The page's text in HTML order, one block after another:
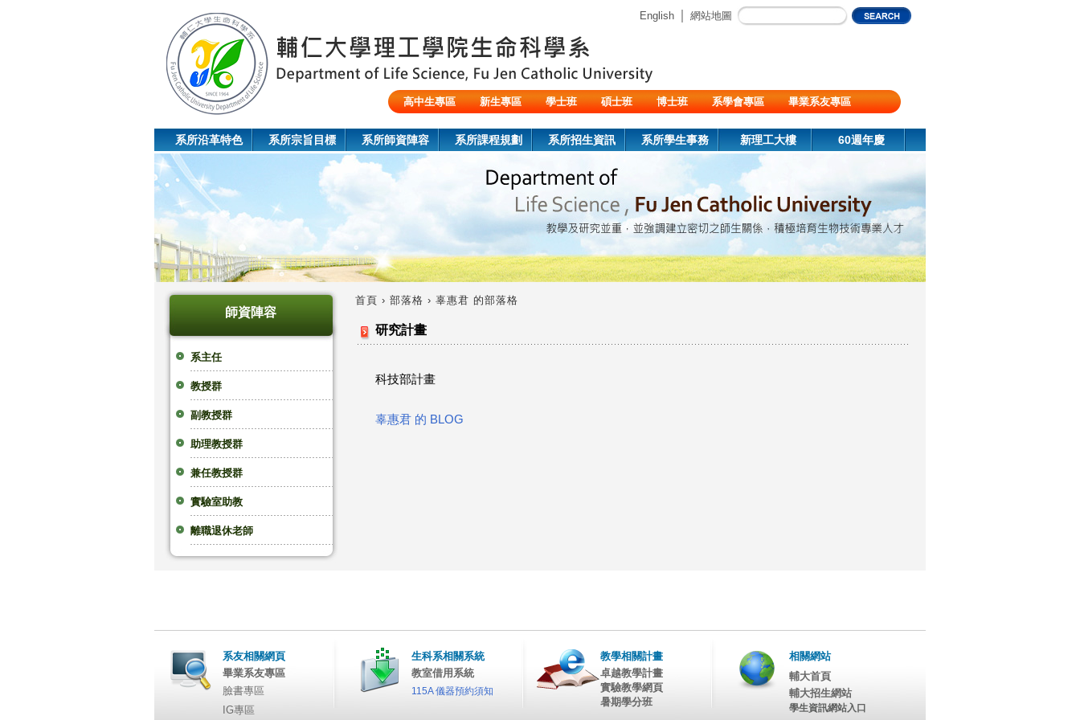
English 網站地圖
高中生專區 新生專區 學士班 碩士班 博士班 系學會專區
畢業系友專區
系所沿革特色 系所宗旨目標 系所師資陣容 系所課程規劃 系所招生資訊 系所學生事務 新理工大樓 60週年慶
師資陣容
系主任
教授群
副教授群
助理教授群
兼任教授群
實驗室助教
離職退休老師
您
首頁 › 部落格 › 辜惠君 的部落格
研究計畫
科技部計畫
辜惠君 的 BLOG
系友相關網頁
畢業系友專區
臉書專區
IG專區
生科系相關系統
教室借用系統
115A 儀器預約須知
教學相關計畫
卓越教學計畫
實驗教學網頁
暑期學分班
相關網站
輔大首頁
輔大招生網站
學生資訊網站入口